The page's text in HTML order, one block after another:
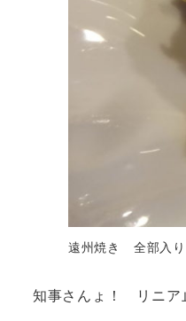
遠州焼き 全部入
知事さんょ！ リニ